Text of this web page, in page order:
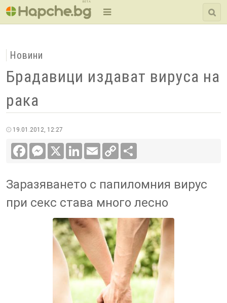
BETA
Новини
Брадавици издават вируса на
рака
19.01.2012, 12:27
FacebookMessenger LinkedInEmail
Copy
Link
Заразяването с папиломния вирус
при секс става много лесно
Ваксината срещу рак на шийката
на матката се препоръчва и за
мъжете